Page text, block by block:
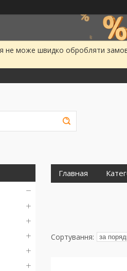
не може швидко обробляти
Главная